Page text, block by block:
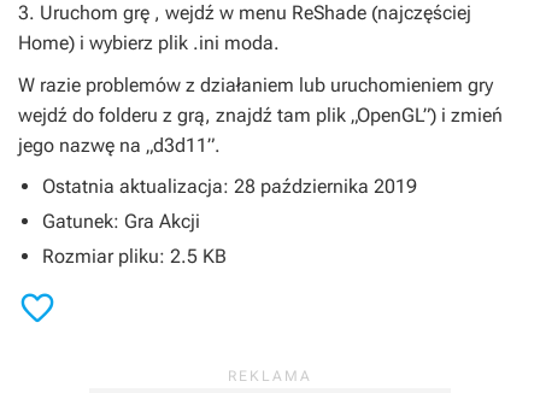
3. Uruchom grę , wejdź w menu ReShade (najczęściej
Home) i wybierz plik .ini moda.
W razie problemów z działaniem lub uruchomieniem gry
wejdź do folderu z grą, znajdź tam plik „OpenGL”) i zmień
jego nazwę na „d3d11”.
Ostatnia aktualizacja: 28 października 2019
Gatunek: Gra Akcji
Rozmiar pliku: 2.5 KB
